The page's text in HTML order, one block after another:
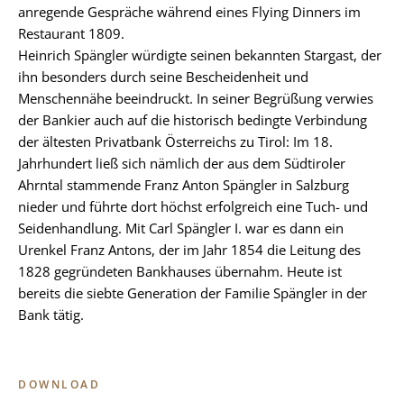
anregende Gespräche während eines Flying Dinners im
Restaurant 1809.
Heinrich Spängler würdigte seinen bekannten Stargast, der
ihn besonders durch seine Bescheidenheit und
Menschennähe beeindruckt. In seiner Begrüßung verwies
der Bankier auch auf die historisch bedingte Verbindung
der ältesten Privatbank Österreichs zu Tirol: Im 18.
Jahrhundert ließ sich nämlich der aus dem Südtiroler
Ahrntal stammende Franz Anton Spängler in Salzburg
nieder und führte dort höchst erfolgreich eine Tuch- und
Seidenhandlung. Mit Carl Spängler I. war es dann ein
Urenkel Franz Antons, der im Jahr 1854 die Leitung des
1828 gegründeten Bankhauses übernahm. Heute ist
bereits die siebte Generation der Familie Spängler in der
Bank tätig.
DOWNLOAD